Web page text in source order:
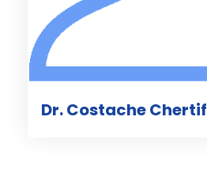
Dr. Costache Chertif